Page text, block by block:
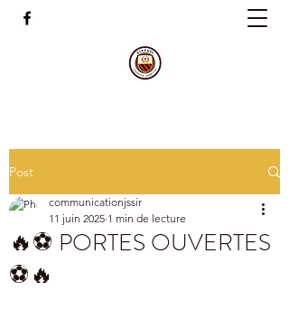
Post
🔥⚽️ PORTES OUVERTES
⚽️🔥
communicationjssir
11 juin 2025 1 min de lecture